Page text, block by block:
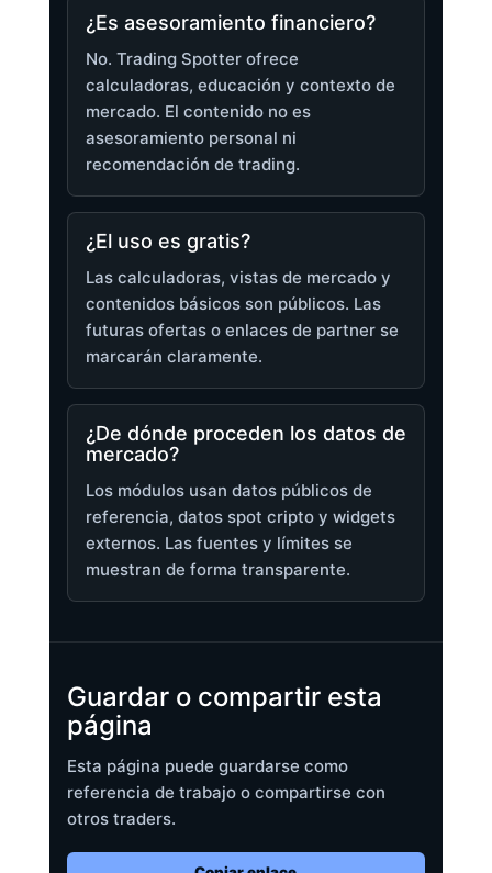
¿Es asesoramiento financiero?
No. Trading Spotter ofrece
calculadoras, educación y contexto de
mercado. El contenido no es
asesoramiento personal ni
recomendación de trading.
¿El uso es gratis?
Las calculadoras, vistas de mercado y
contenidos básicos son públicos. Las
futuras ofertas o enlaces de partner se
marcarán claramente.
¿De dónde proceden los datos de
mercado?
Los módulos usan datos públicos de
referencia, datos spot cripto y widgets
externos. Las fuentes y límites se
muestran de forma transparente.
Guardar o compartir esta
página
Esta página puede guardarse como
referencia de trabajo o compartirse con
otros traders.